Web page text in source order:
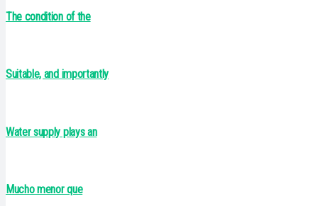
The condition of the
Suitable, and importantly
Water supply plays an
Mucho menor que